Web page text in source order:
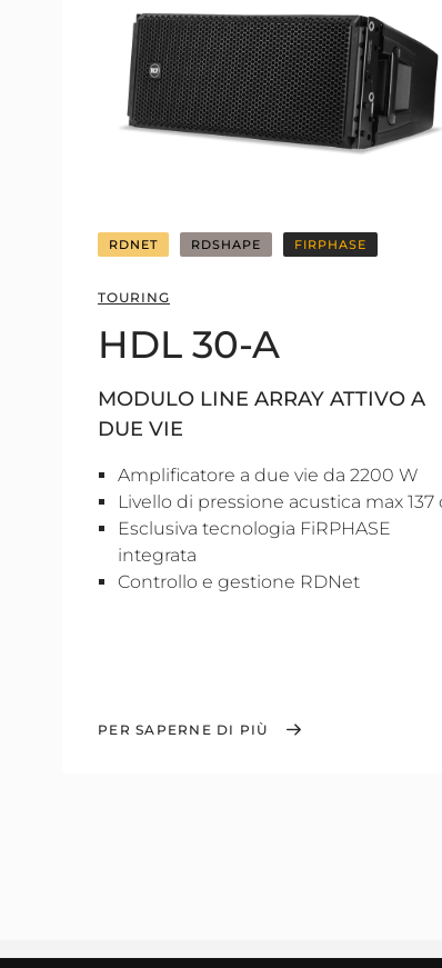
RDNET RDSHAPE FIRPHASE
TOURING
HDL 30-A
MODULO LINE ARRAY ATTIVO A
DUE VIE
Amplificatore a due vie da 2200 W
Livello di pressione acustica max 137
Esclusiva tecnologia FiRPHASE
integrata
Controllo e gestione RDNet
PER SAPERNE DI PIÙ